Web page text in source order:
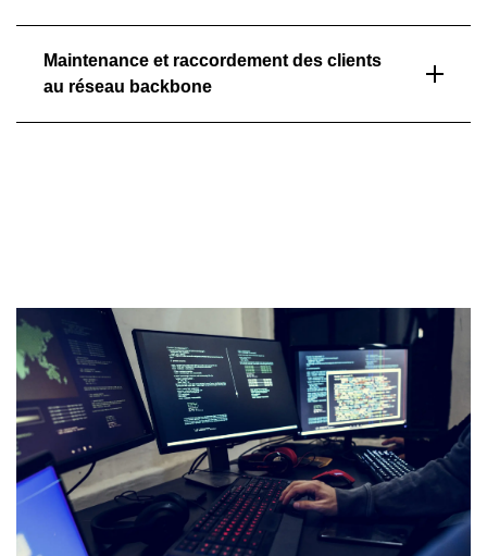
Maintenance et raccordement des clients
au réseau backbone